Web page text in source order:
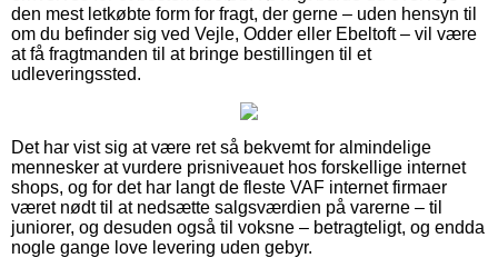
den mest letkøbte form for fragt, der gerne – uden hensyn til
om du befinder sig ved Vejle, Odder eller Ebeltoft – vil være
at få fragtmanden til at bringe bestillingen til et
udleveringssted.
Det har vist sig at være ret så bekvemt for almindelige
mennesker at vurdere prisniveauet hos forskellige internet
shops, og for det har langt de fleste VAF internet firmaer
været nødt til at nedsætte salgsværdien på varerne – til
juniorer, og desuden også til voksne – betragteligt, og endda
nogle gange love levering uden gebyr.